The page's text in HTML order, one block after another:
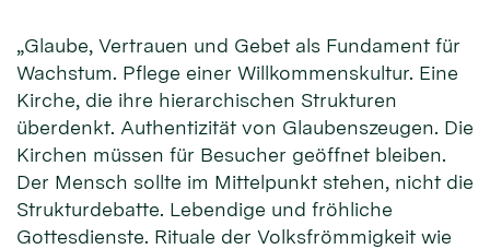
„Glaube, Vertrauen und Gebet als Fundament für
Wachstum. Pflege einer Willkommenskultur. Eine
Kirche, die ihre hierarchischen Strukturen
überdenkt. Authentizität von Glaubenszeugen. Die
Kirchen müssen für Besucher geöffnet bleiben.
Der Mensch sollte im Mittelpunkt stehen, nicht die
Strukturdebatte. Lebendige und fröhliche
Gottesdienste. Rituale der Volksfrömmigkeit wie